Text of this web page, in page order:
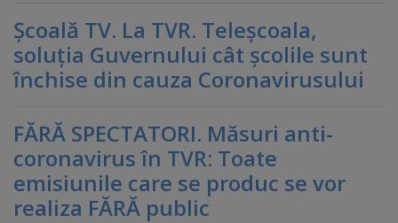
Şcoală TV. La TVR. Teleşcoala,
soluţia Guvernului cât şcolile sunt
închise din cauza Coronavirusului
FĂRĂ SPECTATORI. Măsuri anti-
coronavirus în TVR: Toate
emisiunile care se produc se vor
realiza FĂRĂ public